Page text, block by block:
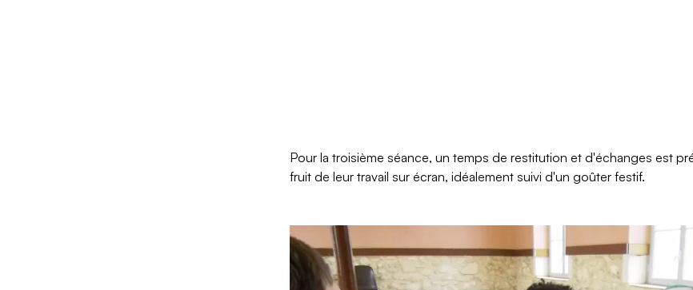
Pour la troisième séance, un temps de restitution et d'échanges est
fruit de leur travail sur écran, idéalement suivi d'un goûter festif.